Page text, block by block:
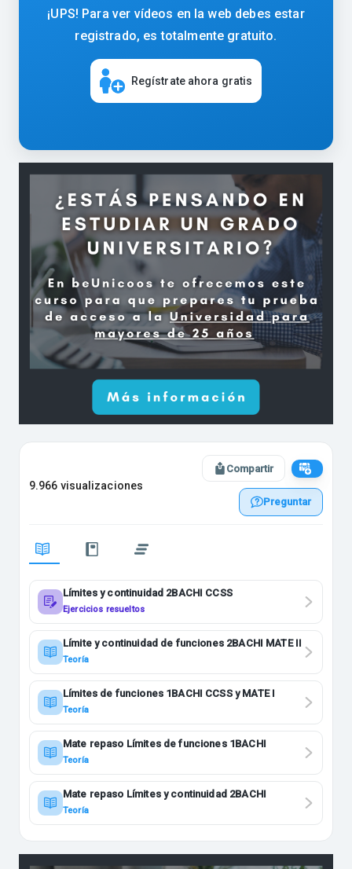
¡UPS! Para ver vídeos en la web debes estar
registrado, es totalmente gratuito.
Regístrate ahora gratis
9.966 visualizaciones
Compartir
Preguntar
Límites y continuidad 2BACHI CCSS
Ejercicios resueltos
Límite y continuidad de funciones 2BACHI MATE II
Teoría
Límites de funciones 1BACHI CCSS y MATE I
Teoría
Mate repaso Límites de funciones 1BACHI
Teoría
Mate repaso Límites y continuidad 2BACHI
Teoría